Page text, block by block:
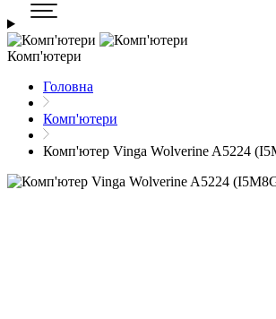
Комп'ютери
Головна
Комп'ютери
Комп'ютер Vinga Wolverine A5224